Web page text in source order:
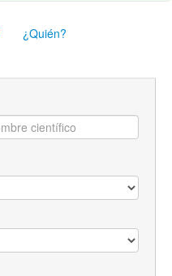
¿Quién?